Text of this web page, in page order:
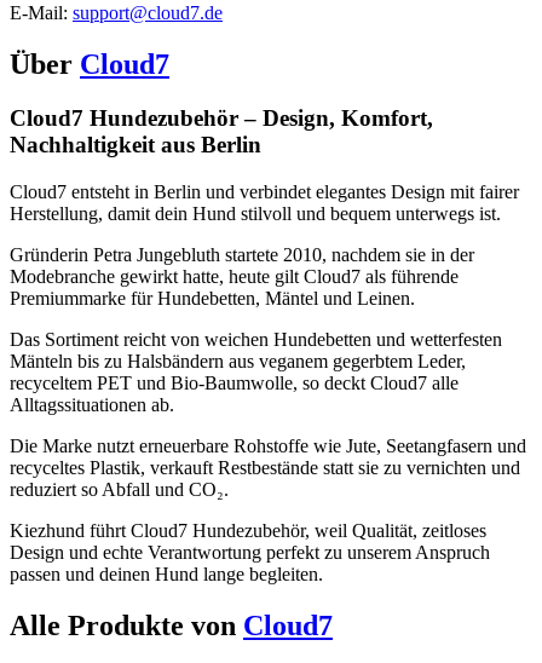
E-Mail: support@cloud7.de
Über Cloud7
Cloud7 Hundezubehör – Design, Komfort,
Nachhaltigkeit aus Berlin
Cloud7 entsteht in Berlin und verbindet elegantes Design mit fairer
Herstellung, damit dein Hund stilvoll und bequem unterwegs ist.
Gründerin Petra Jungebluth startete 2010, nachdem sie in der
Modebranche gewirkt hatte, heute gilt Cloud7 als führende
Premiummarke für Hundebetten, Mäntel und Leinen.
Das Sortiment reicht von weichen Hundebetten und wetterfesten
Mänteln bis zu Halsbändern aus veganem gegerbtem Leder,
recyceltem PET und Bio-Baumwolle, so deckt Cloud7 alle
Alltagssituationen ab.
Die Marke nutzt erneuerbare Rohstoffe wie Jute, Seetangfasern und
recyceltes Plastik, verkauft Restbestände statt sie zu vernichten und
reduziert so Abfall und CO₂.
Kiezhund führt Cloud7 Hundezubehör, weil Qualität, zeitloses
Design und echte Verantwortung perfekt zu unserem Anspruch
passen und deinen Hund lange begleiten.
Alle Produkte von Cloud7